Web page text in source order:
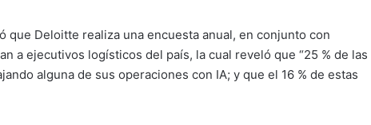
que Deloitte realiza una encuesta anual, en conjunto con
a ejecutivos logísticos del país, la cual reveló que “25 % de las
alguna de sus operaciones con IA; y que el 16 % de estas